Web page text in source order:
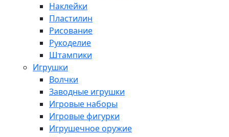
Наклейки
Пластилин
Рисование
Рукоделие
Штампики
Игрушки
Волчки
Заводные игрушки
Игровые наборы
Игровые фигурки
Игрушечное оружие